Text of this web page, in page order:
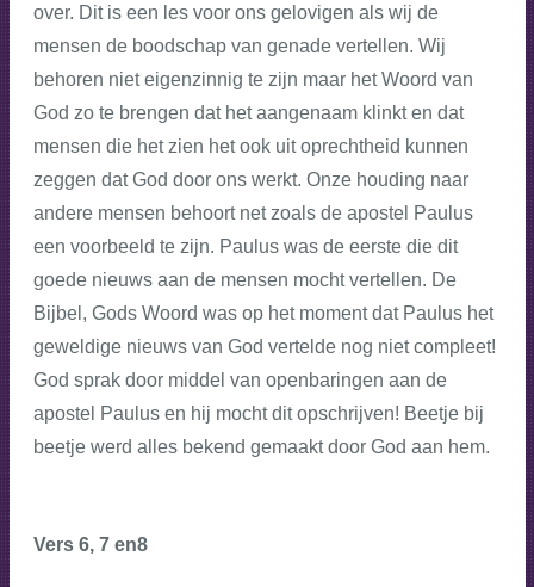
over. Dit is een les voor ons gelovigen als wij de
mensen de boodschap van genade vertellen. Wij
behoren niet eigenzinnig te zijn maar het Woord van
God zo te brengen dat het aangenaam klinkt en dat
mensen die het zien het ook uit oprechtheid kunnen
zeggen dat God door ons werkt. Onze houding naar
andere mensen behoort net zoals de apostel Paulus
een voorbeeld te zijn. Paulus was de eerste die dit
goede nieuws aan de mensen mocht vertellen. De
Bijbel, Gods Woord was op het moment dat Paulus het
geweldige nieuws van God vertelde nog niet compleet!
God sprak door middel van openbaringen aan de
apostel Paulus en hij mocht dit opschrijven! Beetje bij
beetje werd alles bekend gemaakt door God aan hem.
Vers 6, 7 en8